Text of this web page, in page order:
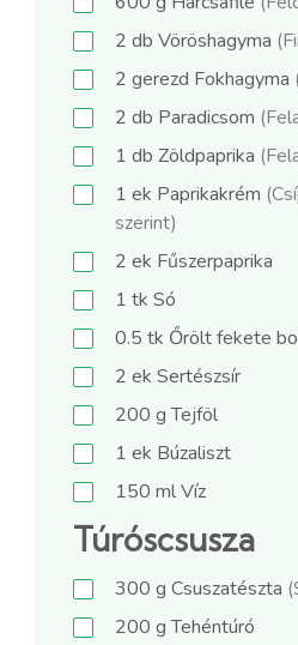
2 db Vöröshagyma
2 gerezd Fokhagyma
2 db Paradicsom
1 db Zöldpaprika
1 ek Paprikakrém
szerint)
2 ek Fűszerpaprika
1 tk Só
0.5 tk Őrölt fekete
2 ek Sertészsír
200 gTejföl
1 ek Búzaliszt
150 mlVíz
Túróscsusza
300 g Csuszatészta
200 gTehéntúró